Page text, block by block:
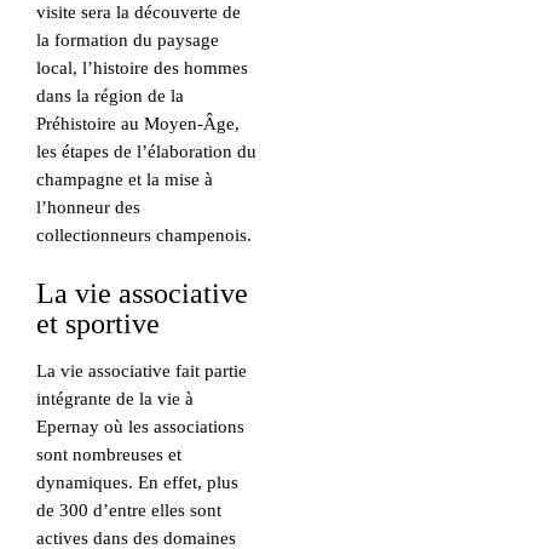
visite sera la découverte de
la formation du paysage
local, l’histoire des hommes
dans la région de la
Préhistoire au Moyen-Âge,
les étapes de l’élaboration du
champagne et la mise à
l’honneur des
collectionneurs champenois.
La vie associative
et sportive
La vie associative fait partie
intégrante de la vie à
Epernay où les associations
sont nombreuses et
dynamiques. En effet, plus
de 300 d’entre elles sont
actives dans des domaines